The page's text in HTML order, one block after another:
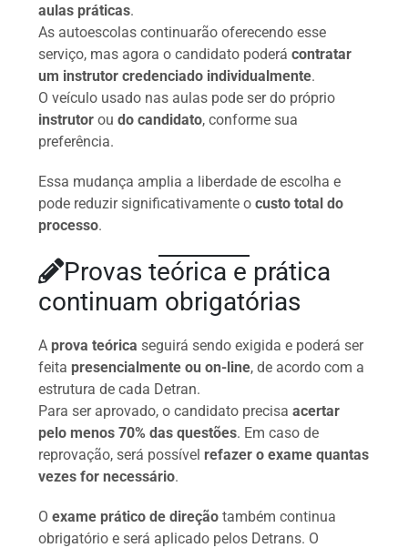
aulas práticas.
As autoescolas continuarão oferecendo esse
serviço, mas agora o candidato poderácontratar
um instrutor credenciado individualmente.
O veículo usado nas aulas pode ser do próprio
instrutor oudo candidato, conforme sua
preferência.
Essa mudança amplia a liberdade de escolha e
pode reduzir significativamente ocusto total do
processo.
Provas teórica e prática
continuam obrigatórias
A prova teórica seguirá sendo exigida e poderá ser
feita presencialmente ou on-line, de acordo com a
estrutura de cada Detran.
Para ser aprovado, o candidato precisaacertar
pelo menos 70% das questões. Em caso de
reprovação, será possível refazer o exame quantas
vezes for necessário.
Oexame prático de direção também continua
obrigatório e será aplicado pelos Detrans. O